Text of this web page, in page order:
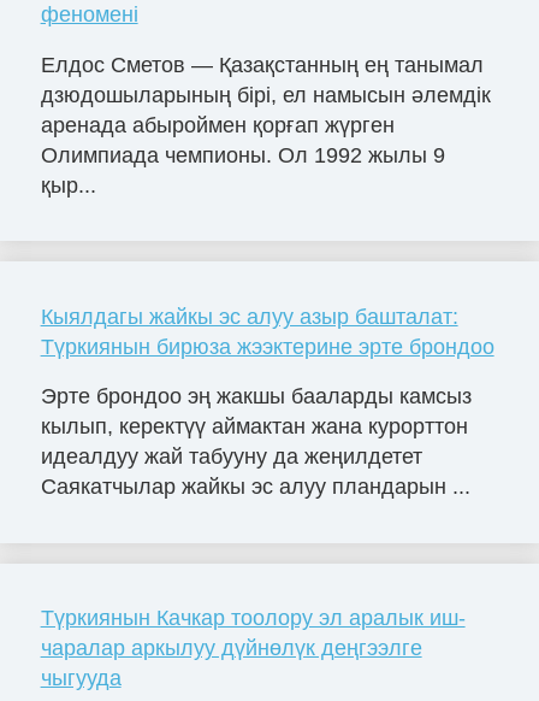
феномені
Елдос Сметов — Қазақстанның ең танымал
дзюдошыларының бірі, ел намысын әлемдік
аренада абыроймен қорғап жүрген
Олимпиада чемпионы. Ол 1992 жылы 9
қыр...
Кыялдагы жайкы эс алуу азыр башталат:
Түркиянын бирюза жээктерине эрте брондоо
Эрте брондоо эң жакшы бааларды камсыз
кылып, керектүү аймактан жана курорттон
идеалдуу жай табууну да жеңилдетет
Саякатчылар жайкы эс алуу пландарын ...
Түркиянын Качкар тоолору эл аралык иш-
чаралар аркылуу дүйнөлүк деңгээлге
чыгууда